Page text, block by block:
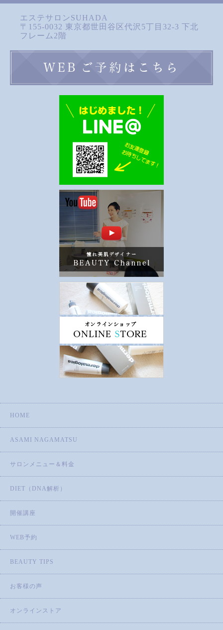
エステサロンSUHADA
〒155-0032 東京都世田谷区代沢5丁目32-3 下北
フレーム2階
HOME
ASAMI NAGAMATSU
サロンメニュー＆料金
DIET（DNA解析）
開催講座
WEB予約
BEAUTY TIPS
お客様の声
オンラインストア